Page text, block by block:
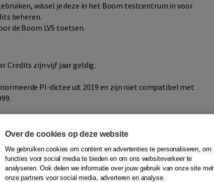
wissel je deze in het Boom testcentrum in voor
beheren.
de Boom LVS toetsen.
Credits zijn vijf jaar geldig.
PI-dictee uit 2019 en zijn niet compatibel met
Over de cookies op deze website
We gebruiken cookies om content en advertenties te personaliseren, om
functies voor social media te bieden en om ons websiteverkeer te
analyseren. Ook delen we informatie over jouw gebruik van onze site met
onze partners voor social media, adverteren en analyse.